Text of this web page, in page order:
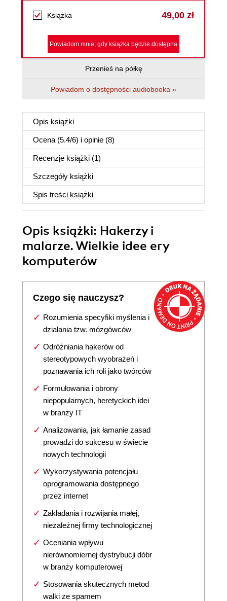
Książka 49,00 zł
Powiadom mnie, gdy książka będzie dostępna
Przenieś na półkę
Powiadom o dostępności audiobooka »
Opis książki
Ocena (5.4/6) i opinie (8)
Recenzje książki (1)
Szczegóły książki
Spis treści książki
Opis książki: Hakerzy i
malarze. Wielkie idee ery
komputerów
Czego się nauczysz?
Rozumienia specyfiki myślenia i
działania tzw. mózgówców
Odróżniania hakerów od
stereotypowych wyobrażeń i
poznawania ich roli jako twórców
Formułowania i obrony
niepopularnych, heretyckich idei
w branży IT
Analizowania, jak łamanie zasad
prowadzi do sukcesu w świecie
nowych technologii
Wykorzystywania potencjału
oprogramowania dostępnego
przez internet
Zakładania i rozwijania małej,
niezależnej firmy technologicznej
Oceniania wpływu
nierównomiernej dystrybucji dóbr
w branży komputerowej
Stosowania skutecznych metod
walki ze spamem